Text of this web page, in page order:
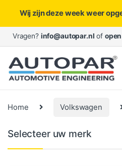
Wij zijn deze week weer
Skip to navigation
Skip to content
Vragen? info@autopar.nl of
Home Volkswagen
Selecteer uw merk